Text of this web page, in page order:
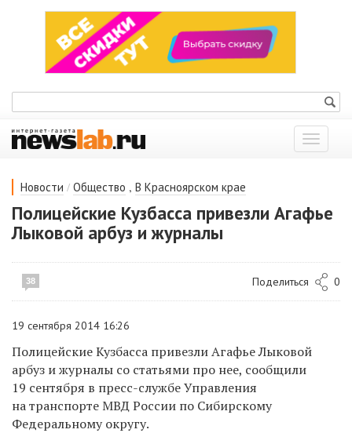
Показать
меню
Новости / Общество , В Красноярском крае
Полицейские Кузбасса привезли Агафье
Лыковой арбуз и журналы
38 Поделиться 0
19 сентября 2014 16:26
Полицейские Кузбасса привезли Агафье Лыковой
арбуз и журналы со статьями про нее, сообщили
19 сентября в пресс-службе Управления
на транспорте МВД России по Сибирскому
Федеральному округу.